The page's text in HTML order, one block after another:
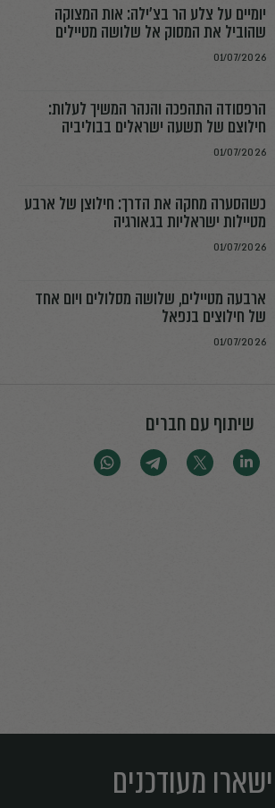
יומיים על צלע הר בצ׳ילה: אות המצוקה
שהוביל את המסוק אל שלושה מטיילים
01/07/2026
הרפסודה התהפכה והנהר המשיך לעלות:
חילוצם של תשעה ישראלים בבוליביה
01/07/2026
כשהסערה מחקה את הדרך: חילוצן של ארבע
מטיילות ישראליות בגאורגיה
01/07/2026
ארבעה מטיילים, שלושה מסלולים ויום אחד
של חילוצים בנפאל
01/07/2026
שיתוף עם חברים
מעודכנים